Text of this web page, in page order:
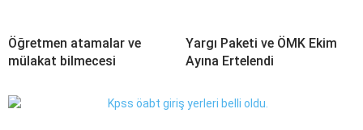
Öğretmen atamalar ve
mülakat bilmecesi
Yargı Paketi ve ÖMK Ekim
Ayına Ertelendi